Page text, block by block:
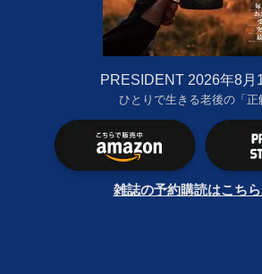
PRESIDENT 2026年8月
ひとりで生きる老後の「正
雑誌の予約購読はこち